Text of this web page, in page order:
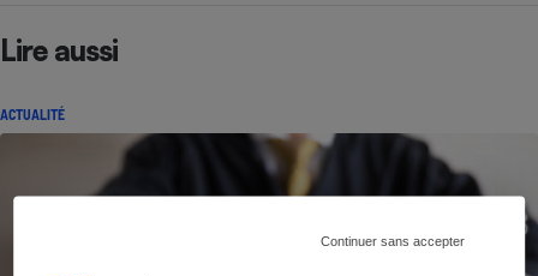
Continuer sans accepter
Lire aussi
ACTUALITÉ